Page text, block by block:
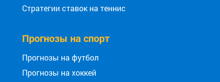
Стратегии ставок на теннис
Прогнозы на спорт
Прогнозы на футбол
Прогнозы на хоккей